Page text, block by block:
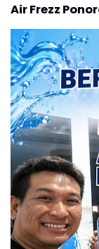
Air Frezz